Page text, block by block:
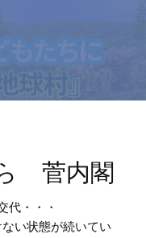
菅内閣
代・・・
い状態が続いてい